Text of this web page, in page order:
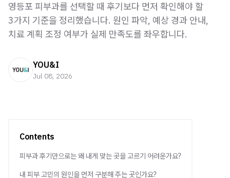
영등포 피부과를 선택할 때 후기보다 먼저 확인해야 할
3가지 기준을 정리했습니다. 원인 파악, 예상 경과 안내,
치료 계획 조정 여부가 실제 만족도를 좌우합니다.
YOU&I
Jul 08, 2026
Contents
피부과 후기만으로는 왜 내게 맞는 곳을 고르기 어려운가요?
내 피부 고민의 원인을 먼저 구분해 주는 곳인가요?